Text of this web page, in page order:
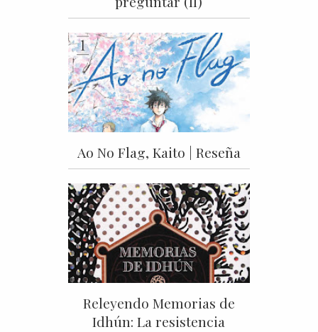
Ao No Flag, Kaito | Reseña
Releyendo Memorias de
Idhún: La resistencia